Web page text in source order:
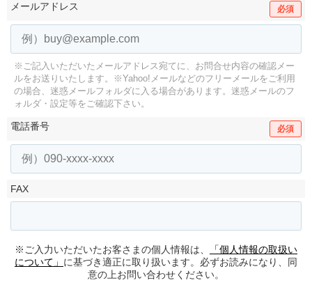
メールアドレス 必須
※ご記入いただいたメールアドレス宛てに、お問合せ内容の確認メー
ルをお送りいたします。
※Yahoo!メールなどのフリーメールをご利用
の場合、迷惑メールフォルダに入る場合があります。 迷惑メールのフ
ォルダ・設定等をご確認下さい。
電話番号 必須
FAX
※ご入力いただいたお客さまの個人情報は、
「個人情報の取扱い
について」 に基づき適正に取り扱います。必ずお読みになり、同
意の上お問い合わせください。